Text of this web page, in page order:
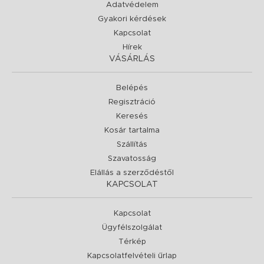
Adatvédelem
Gyakori kérdések
Kapcsolat
Hírek
VÁSÁRLÁS
Belépés
Regisztráció
Keresés
Kosár tartalma
Szállítás
Szavatosság
Elállás a szerződéstől
KAPCSOLAT
Kapcsolat
Ügyfélszolgálat
Térkép
Kapcsolatfelvételi űrlap